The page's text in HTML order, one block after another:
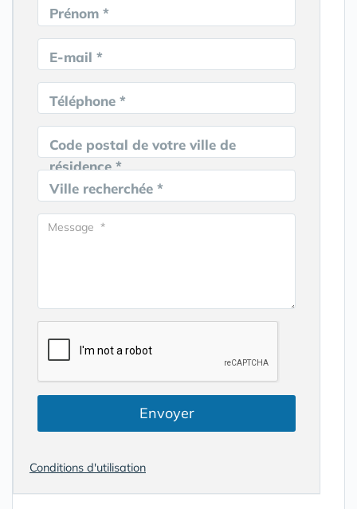
Prénom *
E-mail *
Téléphone *
Code postal de votre ville de
résidence *
Ville recherchée *
Envoyer
Conditions d'utilisation